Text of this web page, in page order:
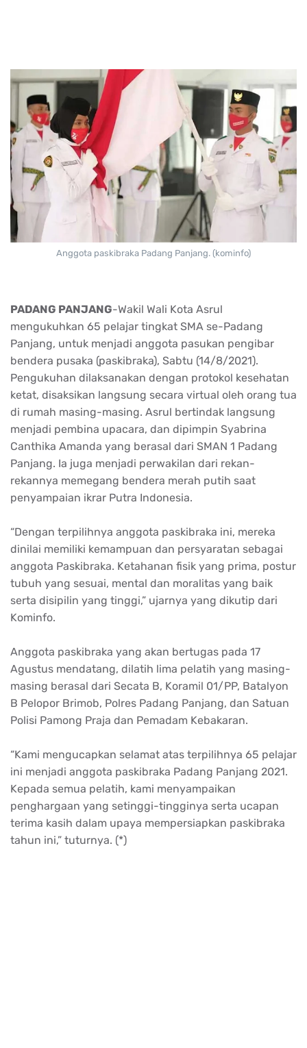
Anggota paskibraka Padang Panjang. (kominfo)
PADANG PANJANG-Wakil Wali Kota Asrul
mengukuhkan 65 pelajar tingkat SMA se-Padang
Panjang, untuk menjadi anggota pasukan pengibar
bendera pusaka (paskibraka), Sabtu (14/8/2021).
Pengukuhan dilaksanakan dengan protokol kesehatan
ketat, disaksikan langsung secara virtual oleh orang tua
di rumah masing-masing. Asrul bertindak langsung
menjadi pembina upacara, dan dipimpin Syabrina
Canthika Amanda yang berasal dari SMAN 1 Padang
Panjang. Ia juga menjadi perwakilan dari rekan-
rekannya memegang bendera merah putih saat
penyampaian ikrar Putra Indonesia.
“Dengan terpilihnya anggota paskibraka ini, mereka
dinilai memiliki kemampuan dan persyaratan sebagai
anggota Paskibraka. Ketahanan fisik yang prima, postur
tubuh yang sesuai, mental dan moralitas yang baik
serta disipilin yang tinggi,” ujarnya yang dikutip dari
Kominfo.
Anggota paskibraka yang akan bertugas pada 17
Agustus mendatang, dilatih lima pelatih yang masing-
masing berasal dari Secata B, Koramil 01/PP, Batalyon
B Pelopor Brimob, Polres Padang Panjang, dan Satuan
Polisi Pamong Praja dan Pemadam Kebakaran.
“Kami mengucapkan selamat atas terpilihnya 65 pelajar
ini menjadi anggota paskibraka Padang Panjang 2021.
Kepada semua pelatih, kami menyampaikan
penghargaan yang setinggi-tingginya serta ucapan
terima kasih dalam upaya mempersiapkan paskibraka
tahun ini,” tuturnya. (*)